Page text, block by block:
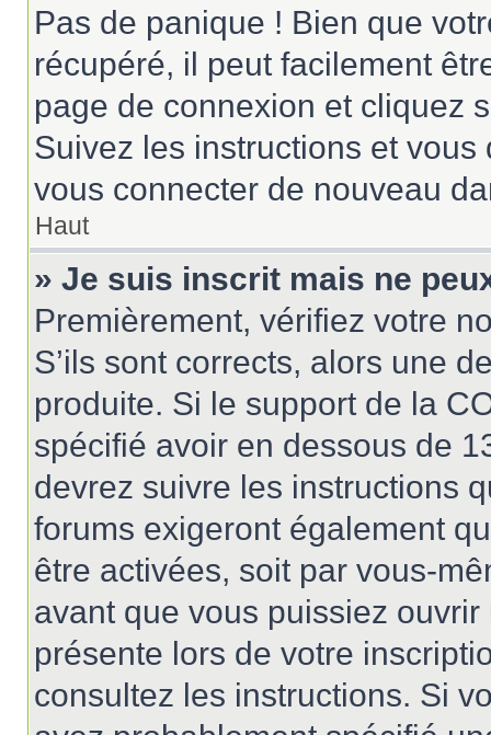
Pas de panique ! Bien que
récupéré, il peut facilement
page de connexion et cliquez
Suivez les instructions et
vous connecter de nouveau
Haut
» Je suis inscrit mais ne
Premièrement, vérifiez votre
S’ils sont corrects, alors une
produite. Si le support de la
spécifié avoir en dessous de
devrez suivre les instructions
forums exigeront également
être activées, soit par vous-
avant que vous puissiez
présente lors de votre
consultez les instructions. Si